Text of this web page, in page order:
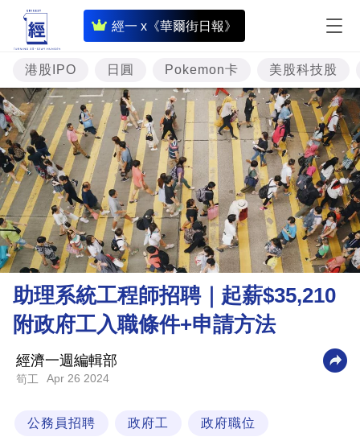
經一 x《華爾街日報》
即
時
財
經
專
題
投
資
樓
市
理
財
商
業
科
港股IPO 日圓 Pokemon卡 美股科技股
助理系統工程師招聘｜起薪$35,210
附政府工入職條件+申請方法
經濟一週編輯部
筍工 Apr 26 2024
公務員招聘 政府工 政府職位